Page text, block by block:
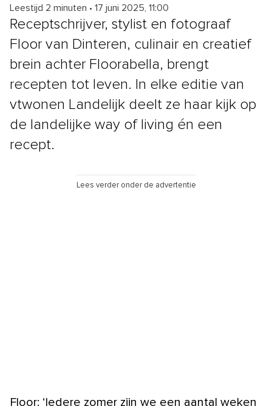
Leestijd 2 minuten • 17 juni 2025, 11:00
Receptschrijver, stylist en fotograaf
Floor van Dinteren, culinair en creatief
brein achter Floorabella, brengt
recepten tot leven. In elke editie van
vtwonen Landelijk deelt ze haar kijk op
de landelijke way of living én een
recept.
Lees verder onder de advertentie
Floor: ‘Iedere zomer zijn we een aantal weken